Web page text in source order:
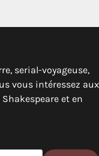
serial-voyageuse,
vous intéressez aux
et en